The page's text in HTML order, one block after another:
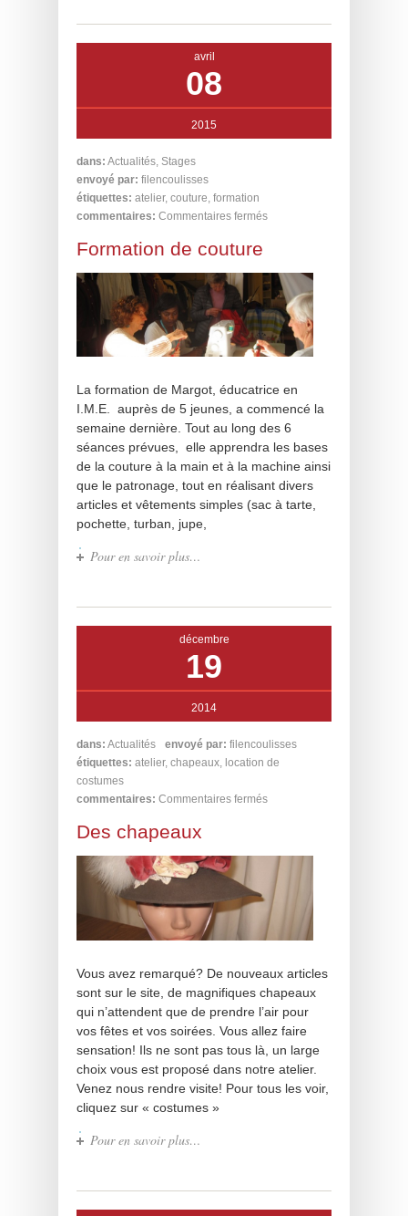
avril
08
2015
dans: Actualités Stages
envoyé par: filencoulisses
étiquettes: atelier, couture formation
commentaires: Commentaires fermés
Formation de couture
La formation de Margot, éducatrice en
I.M.E. auprès de 5 jeunes, a commencé la
semaine dernière. Tout au long des 6
séances prévues, elle apprendra les bases
de la couture à la main et à la machine ainsi
que le patronage, tout en réalisant divers
articles et vêtements simples (sac à tarte,
pochette, turban, jupe,
Pour en savoir plus…
décembre
19
2014
dans: Actualités envoyé par: filencoulisses
étiquettes: atelier, chapeaux, location de
costumes
commentaires: Commentaires fermés
Des chapeaux
Vous avez remarqué? De nouveaux articles
sont sur le site, de magnifiques chapeaux
qui n’attendent que de prendre l’air pour
vos fêtes et vos soirées. Vous allez faire
sensation! Ils ne sont pas tous là, un large
choix vous est proposé dans notre atelier.
Venez nous rendre visite! Pour tous les voir,
cliquez sur « costumes »
Pour en savoir plus…